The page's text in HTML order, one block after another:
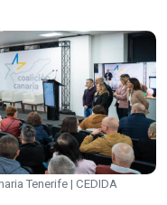
Tenerife | CEDIDA